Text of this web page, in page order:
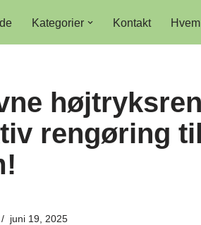
Kategorier Kontakt
rengøring
juni 19, 2025